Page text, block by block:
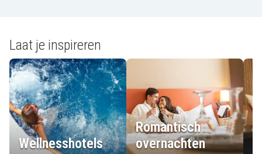
Laat je inspireren
Wellnesshotels
Romantisch
overnachten